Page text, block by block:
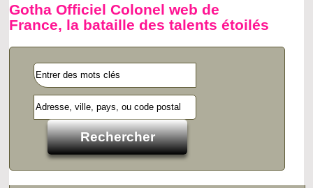
Gotha Officiel Colonel web de
France, la bataille des talents étoilés